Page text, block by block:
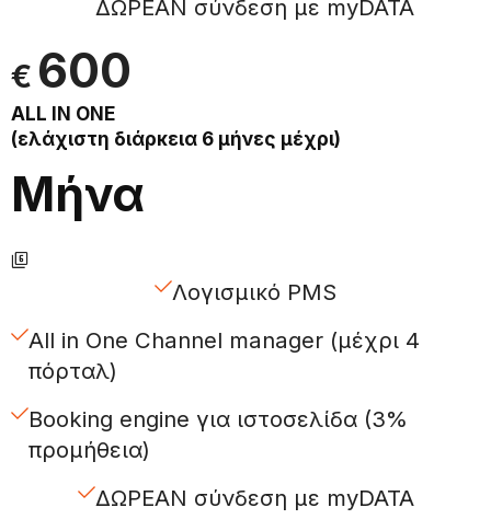
ΔΩΡΕΑΝ σύνδεση με myDATA
€ 600
ALL IΝ ONE
(ελάχιστη διάρκεια 6 μήνες μέχρι)
Μήνα
Λογισμικό PMS
All in One Channel manager (μέχρι 4
πόρταλ)
Booking engine για ιστοσελίδα (3%
προμήθεια)
ΔΩΡΕΑΝ σύνδεση με myDATA